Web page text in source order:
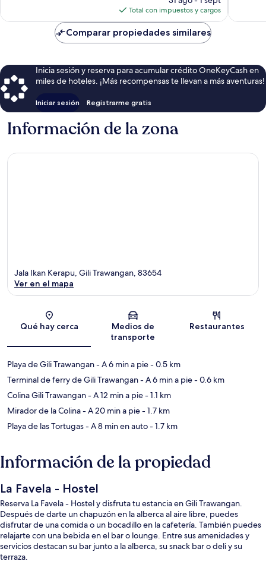
actual
es
de
$22
Total con impuestos y cargos
Comparar propiedades similares
Inicia sesión y reserva para acumular crédito OneKeyCash en
miles de hoteles. ¡Más recompensas te llevan a más aventuras!
Iniciar sesión Registrarme gratis
Información de la zona
Sección del mapa
Jala Ikan Kerapu, Gili Trawangan, 83654
Ver en el mapa
Qué hay cerca
Medios de
transporte
Restaurantes
Playa de Gili Trawangan- A 6 min a pie- 0.5 km
Terminal de ferry de Gili Trawangan- A 6 min a pie- 0.6 km
Colina Gili Trawangan- A 12 min a pie- 1.1 km
Mirador de la Colina- A 20 min a pie- 1.7 km
Playa de las Tortugas- A 8 min en auto- 1.7 km
Información de la propiedad
La Favela - Hostel
Reserva La Favela - Hostel y disfruta tu estancia en Gili Trawangan.
Después de darte un chapuzón en la alberca al aire libre, puedes
disfrutar de una comida o un bocadillo en la cafetería. También puedes
relajarte con una bebida en el bar o lounge. Entre sus amenidades y
servicios destacan su bar junto a la alberca, su snack bar o deli y su
terraza.